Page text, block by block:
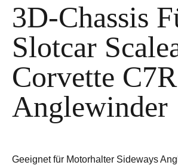
3D-Chassis
Slotcar
Corvette
Anglewinder
Geeignet für Motorhalter Sideways